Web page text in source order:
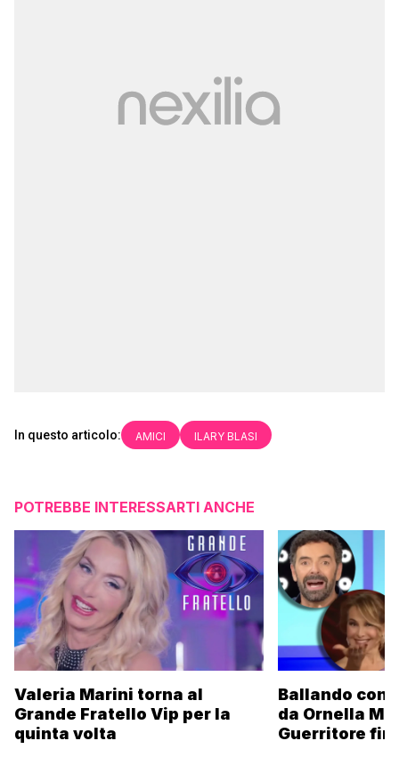
In questo articolo: AMICI ILARY BLASI
POTREBBE INTERESSARTI ANCHE
Valeria Marini torna al
Grande Fratello Vip per la
quinta volta
Ballando con
da Ornella
Guerritore